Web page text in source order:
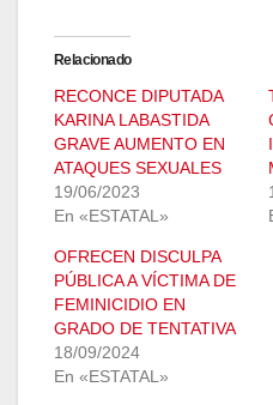
Relacionado
RECONCE DIPUTADA
KARINA LABASTIDA
GRAVE AUMENTO EN
ATAQUES SEXUALES
19/06/2023
En «ESTATAL»
OFRECEN DISCULPA
PÚBLICA A VÍCTIMA DE
FEMINICIDIO EN
GRADO DE TENTATIVA
18/09/2024
En «ESTATAL»